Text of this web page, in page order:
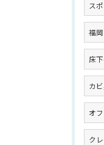
ス
福
床
カ
オ
ク